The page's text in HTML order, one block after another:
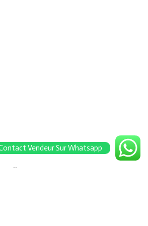
Vendeur Sur Whatsapp